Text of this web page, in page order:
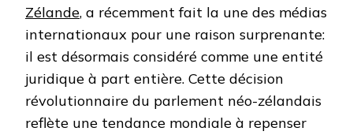
Zélande, a récemment fait la une des médias
internationaux pour une raison surprenante:
il est désormais considéré comme une entité
juridique à part entière. Cette décision
révolutionnaire du parlement néo-zélandais
reflète une tendance mondiale à repenser